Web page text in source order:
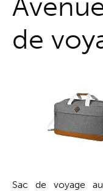
de
Sac de voyage